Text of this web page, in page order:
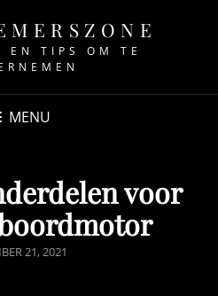
EN TIPS OM TE
MENU
voor
21, 2021